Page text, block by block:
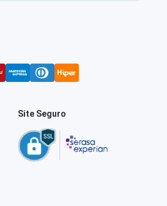
Site Seguro